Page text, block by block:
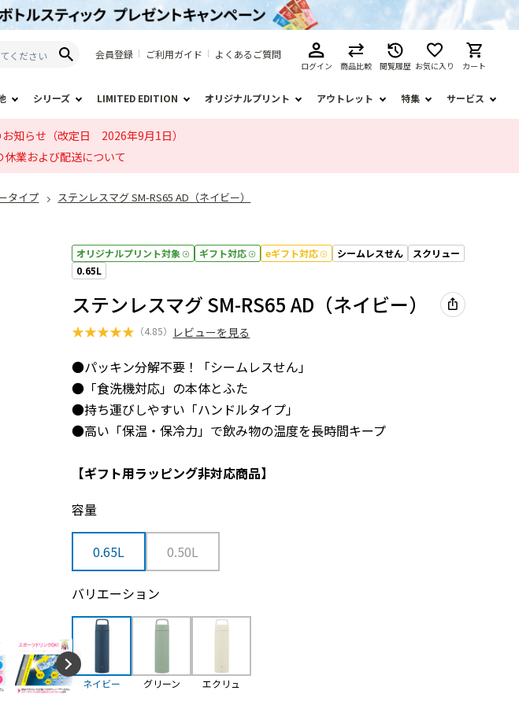
会員登録 ご利用ガイド よくあるご質問
ログイン 商品比較 閲覧履歴 お気に入り カート
シリーズ LIMITED EDITION オリジナルプリント アウトレット 特集 サービス
知らせ（改定日 2026年9月1日）
休業および配送について
タイプ ステンレスマグ SM-RS65 AD（ネイビー）
オリジナルプリント対象 ギフト対応 eギフト対応 シームレスせん
スクリュー
0.65L
ステンレスマグ SM-RS65 AD（ネイビー）
★★★★★ （4.85） レビューを見る
●パッキン分解不要！「シームレスせん」
●「食洗機対応」の本体とふた
●持ち運びしやすい「ハンドルタイプ」
●高い「保温・保冷力」で飲み物の温度を長時間キープ
【ギフト用ラッピング非対応商品】
容量
0.65L 0.50L
バリエーション
ネイビー グリーン エクリュ